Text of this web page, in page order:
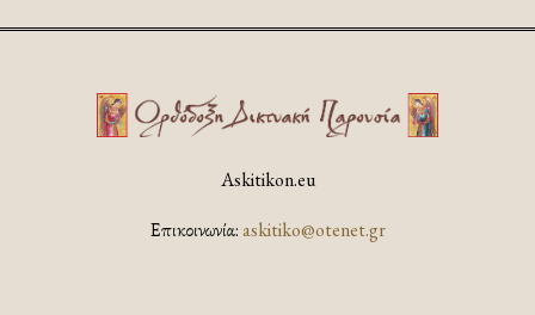
Askitikon.eu
Επικοινωνία:askitiko@otenet.gr